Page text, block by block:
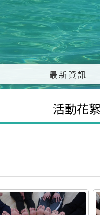
最新資訊
活動花絮